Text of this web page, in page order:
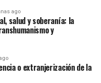
ago
salud y soberanía: la
y
o extranjerización de la